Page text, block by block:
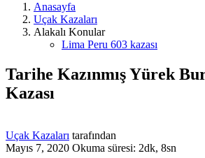
Anasayfa
Uçak Kazaları
Alakalı Konular
Lima Peru 603 kazası
Tarihe Kazınmış Yürek
Kazası
Uçak Kazaları tarafından
Mayıs 7, 2020 Okuma süresi: 2dk, 8sn